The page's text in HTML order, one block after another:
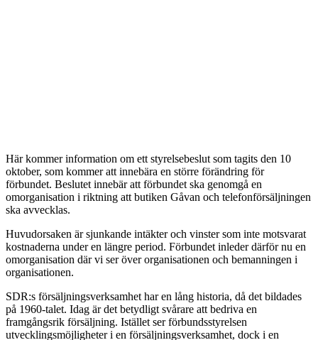
Här kommer information om ett styrelsebeslut som tagits den 10
oktober, som kommer att innebära en större förändring för
förbundet. Beslutet innebär att förbundet ska genomgå en
omorganisation i riktning att butiken Gåvan och telefonförsäljningen
ska avvecklas.
Huvudorsaken är sjunkande intäkter och vinster som inte motsvarat
kostnaderna under en längre period. Förbundet inleder därför nu en
omorganisation där vi ser över organisationen och bemanningen i
organisationen.
SDR:s försäljningsverksamhet har en lång historia, då det bildades
på 1960-talet. Idag är det betydligt svårare att bedriva en
framgångsrik försäljning. Istället ser förbundsstyrelsen
utvecklingsmöjligheter i en försäljningsverksamhet, dock i en